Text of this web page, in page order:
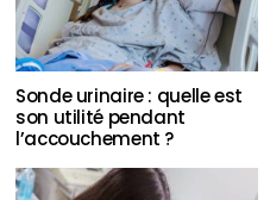
Sonde urinaire : quelle est
son utilité pendant
l’accouchement ?